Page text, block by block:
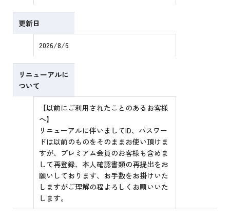
更新日
2026/8/6
リニューアルに
ついて
【以前にご利用されたことのあるお客様
へ】
リニューアルに伴いましてID、パスワー
ドは以前のものをそのままお使い頂けま
すが、プレミアム会員のお客様も含めま
して再登録、本人確認書類の再提出をお
願いしております、お手数をお掛けいた
しますがご理解の程よろしくお願いいた
します。